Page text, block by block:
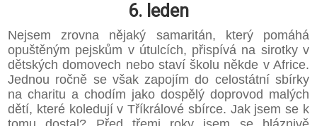
6. leden
Nejsem zrovna nějaký samaritán, který pomáhá
opuštěným pejskům v útulcích, přispívá na sirotky v
dětských domovech nebo staví školu někde v Africe.
Jednou ročně se však zapojím do celostátní sbírky
na charitu a chodím jako dospělý doprovod malých
dětí, které koledují v Tříkrálové sbírce. Jak jsem se k